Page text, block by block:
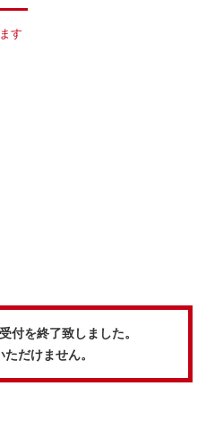
す
付を終了致しました。
だけません。